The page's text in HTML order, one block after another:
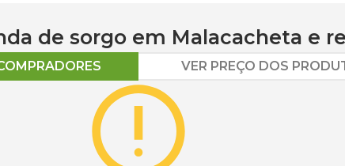
de sorgo em Malacacheta e
VER PREÇO DOS